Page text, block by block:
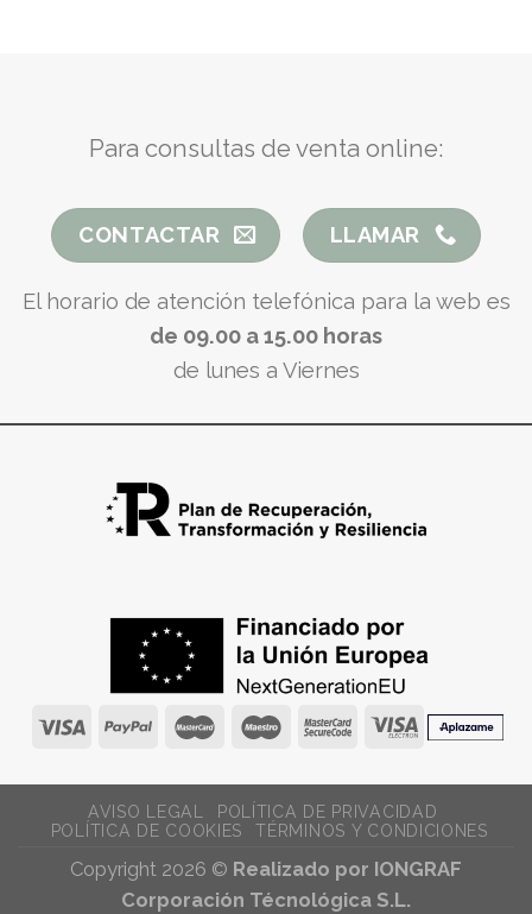
Para consultas de venta online:
CONTACTAR LLAMAR
El horario de atención telefónica para la web es
de 09.00 a 15.00 horas
de lunes a Viernes
AVISO LEGAL
POLÍTICA DE PRIVACIDAD
POLÍTICA DE COOKIES
TÉRMINOS Y CONDICIONES
Copyright 2026 © Realizado por IONGRAF
Corporación Técnológica S.L.